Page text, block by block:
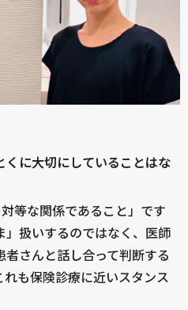
くに大切にしていることはな
対等な関係であること」です
」扱いするのではなく、医師
者さんと話し合って判断する
も保険診療に近いスタンス